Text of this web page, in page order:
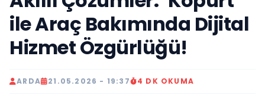
ile Araç Bakımında Dijital
Hizmet Özgürlüğü!
ARDA 21.05.2026 - 19:37 4 DK OKUMA